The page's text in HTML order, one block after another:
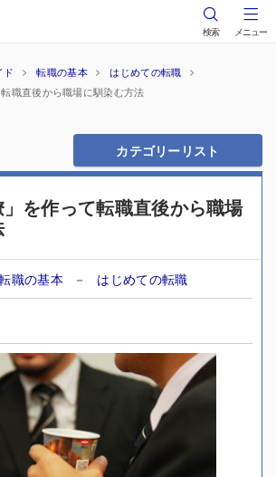
検索 メニュー
ド 転職の基本
はじめての転職
職直後から職場に馴染む方法
カテゴリーリスト
」を作って転職直後から職場
職の基本 － はじめての転職